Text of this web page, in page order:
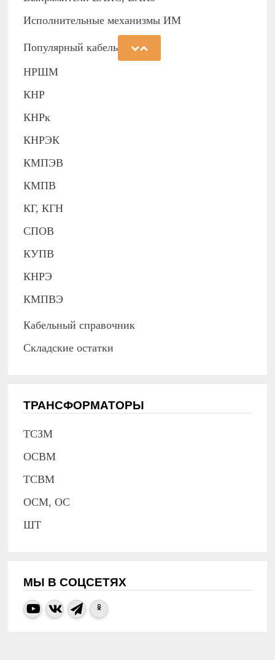
Исполнительные механизмы ИМ
Популярный кабель
НРШМ
КНР
КНРк
КНРЭК
КМПЭВ
КМПВ
КГ, КГН
СПОВ
КУПВ
КНРЭ
КМПВЭ
Кабельный справочник
Складские остатки
ТРАНСФОРМАТОРЫ
ТСЗМ
ОСВМ
ТСВМ
ОСМ, ОС
ШТ
МЫ В СОЦСЕТЯХ